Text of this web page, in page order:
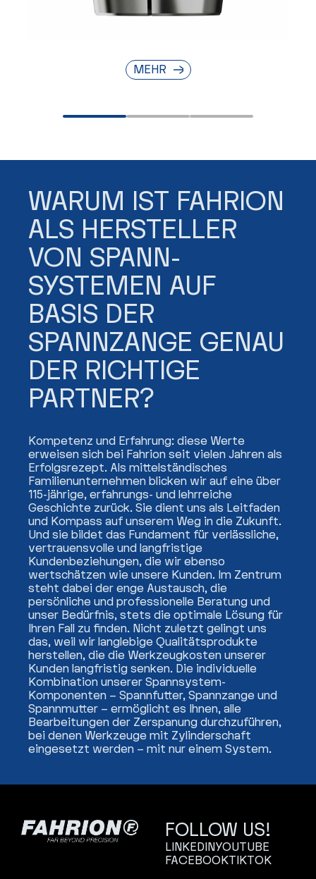
MEHR
WARUM IST FAHRION
ALS HERSTELLER
VON SPANN­
SYSTEMEN AUF
BASIS DER
SPANNZANGE GENAU
DER RICHTIGE
PARTNER?
Kompetenz und Erfahrung: diese Werte
erweisen sich bei Fahrion seit vielen Jahren als
Erfolgsrezept. Als mittelständisches
Familienunternehmen blicken wir auf eine über
115-jährige, erfahrungs- und lehrreiche
Geschichte zurück. Sie dient uns als Leitfaden
und Kompass auf unserem Weg in die Zukunft.
Und sie bildet das Fundament für verlässliche,
vertrauensvolle und langfristige
Kundenbeziehungen, die wir ebenso
wertschätzen wie unsere Kunden. Im Zentrum
steht dabei der enge Austausch, die
persönliche und professionelle Beratung und
unser Bedürfnis, stets die optimale Lösung für
Ihren Fall zu finden. Nicht zuletzt gelingt uns
das, weil wir langlebige Qualitätsprodukte
herstellen, die die Werkzeugkosten unserer
Kunden langfristig senken. Die individuelle
Kombination unserer Spannsystem-
Komponenten – Spannfutter, Spannzange und
Spannmutter – ermöglicht es Ihnen, alle
Bearbeitungen der Zerspanung durchzuführen,
bei denen Werkzeuge mit Zylinderschaft
eingesetzt werden – mit nur einem System.
FOLLOW US!
LINKEDINYOUTUBE
FACEBOOKTIKTOK